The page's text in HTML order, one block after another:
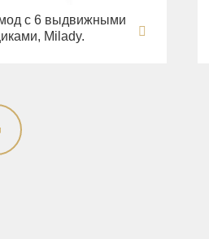
с 6 выдвижными
Milady.